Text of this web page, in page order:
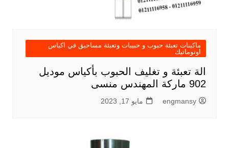
ماكينات تعبئة حبوب و حبيبات وتعبئة مساحيق في اكياس
اوتوماتيك
الة تعبئة و تغليف الحبوب بأكياس موديل
902 ماركة المهندس منسى
engmansy مايو 17, 2023